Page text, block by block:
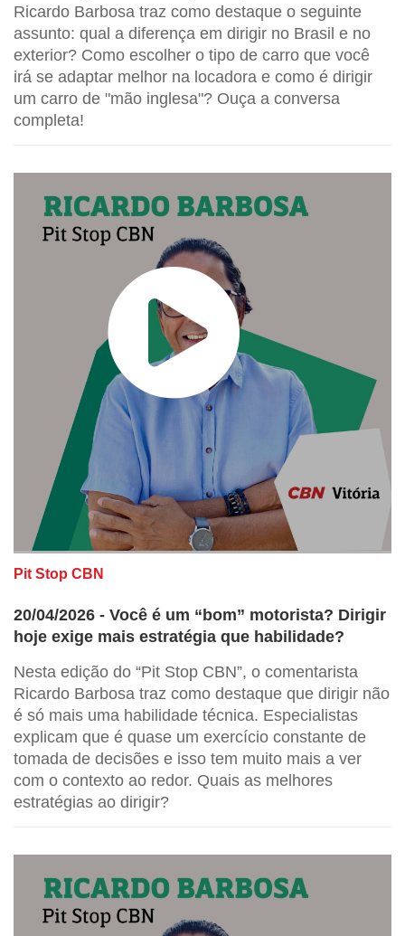
Ricardo Barbosa traz como destaque o seguinte
assunto: qual a diferença em dirigir no Brasil e no
exterior? Como escolher o tipo de carro que você
irá se adaptar melhor na locadora e como é dirigir
um carro de "mão inglesa"? Ouça a conversa
completa!
Pit Stop CBN
20/04/2026 - Você é um “bom” motorista? Dirigir
hoje exige mais estratégia que habilidade?
Nesta edição do “Pit Stop CBN”, o comentarista
Ricardo Barbosa traz como destaque que dirigir não
é só mais uma habilidade técnica. Especialistas
explicam que é quase um exercício constante de
tomada de decisões e isso tem muito mais a ver
com o contexto ao redor. Quais as melhores
estratégias ao dirigir?